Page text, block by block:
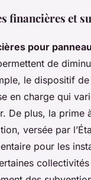
financières et
pour
de
le dispositif de
en charge qui
De plus, la prime
versée par
pour les